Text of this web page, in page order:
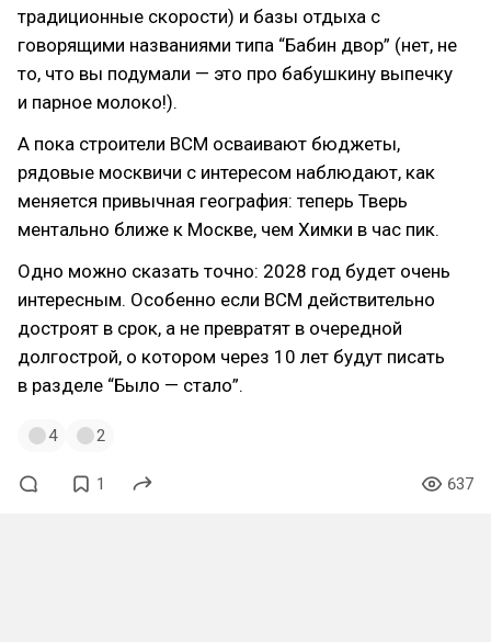
традиционные скорости) и базы отдыха с
говорящими названиями типа “Бабин двор” (нет, не
то, что вы подумали — это про бабушкину выпечку
и парное молоко!).
А пока строители ВСМ осваивают бюджеты,
рядовые москвичи с интересом наблюдают, как
меняется привычная география: теперь Тверь
ментально ближе к Москве, чем Химки в час пик.
Одно можно сказать точно: 2028 год будет очень
интересным. Особенно если ВСМ действительно
достроят в срок, а не превратят в очередной
долгострой, о котором через 10 лет будут писать
в разделе “Было — стало”.
4 2
1 637